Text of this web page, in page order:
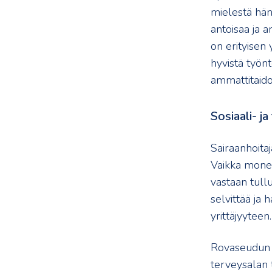
mielestä
antoisaa ja
on erityisen
hyvistä
Sosiaali-
Vaikka
vastaan
selvittää ja
yrittäjyyteen.
terveysalan